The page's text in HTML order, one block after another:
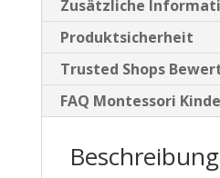
Menge
Zusätzliche
Produktsicherheit
Trusted Shops
FAQ Montessori
Beschreibung